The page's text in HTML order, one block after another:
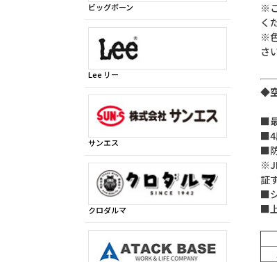
ビッグボーン
Lee リー
サンエス
クロダルマ
※
く
※
さ
◆
■
■4
■
証
■
■